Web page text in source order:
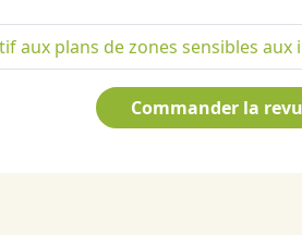
aux plans de zones sensibles
Commander la